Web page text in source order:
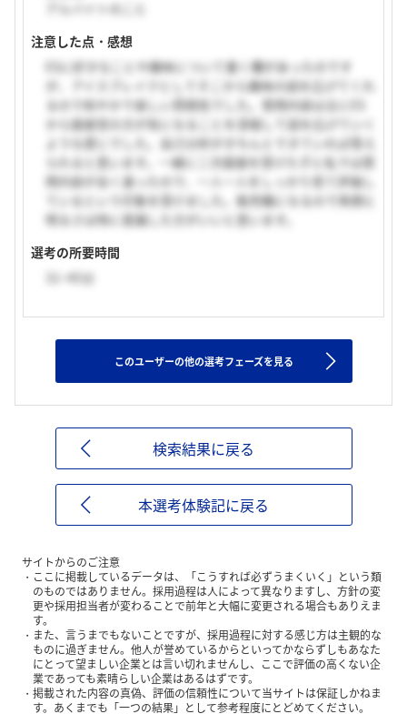
アルバイトのこと
注意した点・感想
ESに好きなことや趣味について書く欄があったのです
が、アイスブレイクとしてそこから趣味の話を広げてくれ
るので和やかで楽しい雰囲気でした。質問内容は主にES
から面接官の方が気になることを深堀して話を広げていく
ような感じでした。自己分析がきちんとできていれば答え
られると思います。一緒に二次面接を受けた子と私では質
問内容が全く違ったので、一人一人をしっかり見て評価し
ているという印象を受けました。販売職になるので笑顔と
明るさは特に意識した方がいいと思います。
選考の所要時間
31~45分
このユーザーの他の選考フェーズを見る
検索結果に戻る
本選考体験記に戻る
サイトからのご注意
ここに掲載しているデータは、「こうすれば必ずうまくいく」という類
のものではありません。採用過程は人によって異なりますし、方針の変
更や採用担当者が変わることで前年と大幅に変更される場合もありえま
す。
また、言うまでもないことですが、採用過程に対する感じ方は主観的な
ものに過ぎません。他人が誉めているからといってかならずしもあなた
にとって望ましい企業とは言い切れませんし、ここで評価の高くない企
業であっても素晴らしい企業はあるはずです。
掲載された内容の真偽、評価の信頼性について当サイトは保証しかねま
す。あくまでも「一つの結果」として参考程度にとどめてください。